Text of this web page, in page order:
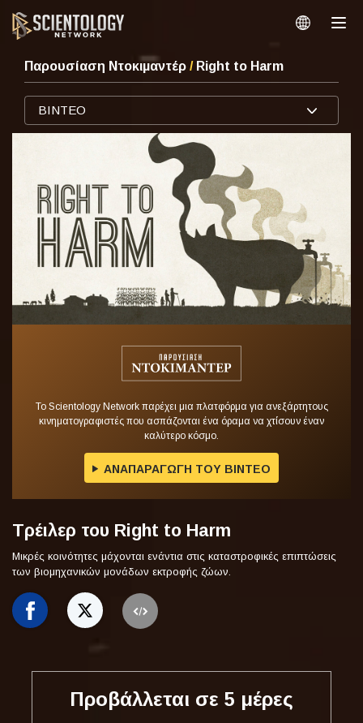
Παρουσίαση Ντοκιμαντέρ / Right to Harm
ΒΙΝΤΕΟ
Το Scientology Network παρέχει μια πλατφόρμα για ανεξάρτητους
κινηματογραφιστές που ασπάζονται ένα όραμα να χτίσουν έναν
καλύτερο κόσμο.
ΑΝΑΠΑΡΑΓΩΓΗ ΤΟΥ ΒΙΝΤΕΟ
Τρέιλερ του Right to Harm
Μικρές κοινότητες μάχονται ενάντια στις καταστροφικές επιπτώσεις
των βιομηχανικών μονάδων εκτροφής ζώων.
Προβάλλεται σε 5 μέρες